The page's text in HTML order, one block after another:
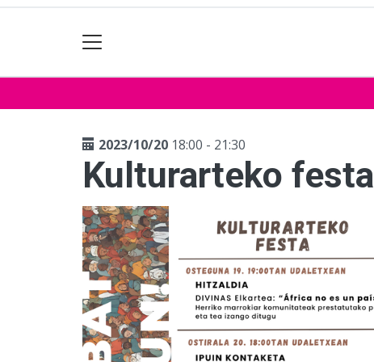
2023/10/20 18:00 - 21:30
Kulturarteko festa